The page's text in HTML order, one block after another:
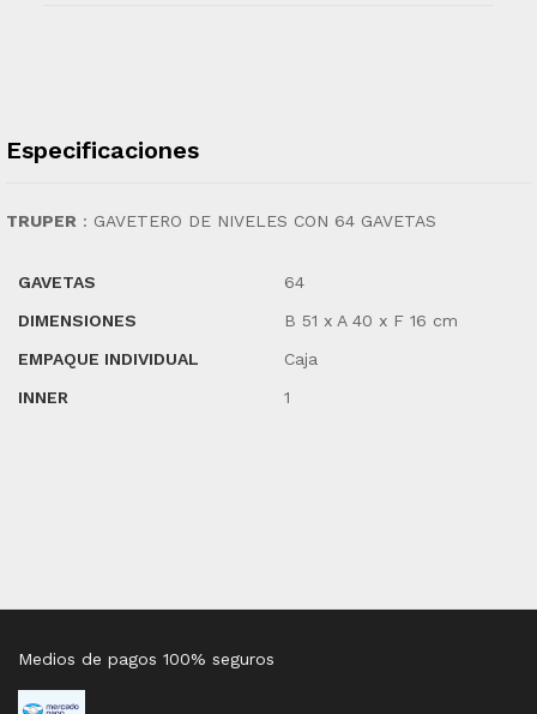
Especificaciones
TRUPER : GAVETERO DE NIVELES CON 64 GAVETAS
GAVETAS
64
DIMENSIONES
B 51 x A 40 x F 16 cm
EMPAQUE INDIVIDUAL
Caja
INNER
1
Medios de pagos 100% seguros